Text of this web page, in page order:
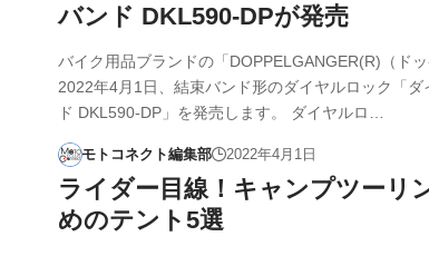
バンド DKL590-DPが発売
バイク用品ブランドの「DOPPELGANGER(R)（ド
2022年4月1日、結束バンド形のダイヤルロック「ダ
ド DKL590-DP」を発売します。 ダイヤルロ…
モトコネクト編集部 2022年4月1日
ライダー目線！キャンプツーリ
めのテント5選